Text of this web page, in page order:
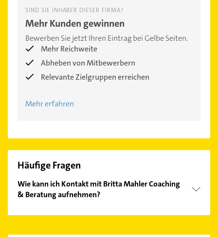
SIND SIE INHABER DIESER FIRMA?
Mehr Kunden gewinnen
Bewerben Sie jetzt Ihren Eintrag bei Gelbe Seiten.
Mehr Reichweite
Abheben von Mitbewerbern
Relevante Zielgruppen erreichen
Mehr erfahren
Häufige Fragen
Wie kann ich Kontakt mit Britta Mahler Coaching
& Beratung aufnehmen?